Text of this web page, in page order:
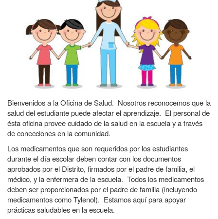
Bienvenidos a la Oficina de Salud. Nosotros reconocemos que la
salud del estudiante puede afectar el aprendizaje. El personal de
ésta oficina provee cuidado de la salud en la escuela y a través
de conecciones en la comunidad.
Los medicamentos que son requeridos por los estudiantes
durante el día escolar deben contar con los documentos
aprobados por el Distrito, firmados por el padre de familia, el
médico, y la enfermera de la escuela. Todos los medicamentos
deben ser proporcionados por el padre de familia (incluyendo
medicamentos como Tylenol). Estamos aquí para apoyar
prácticas saludables en la escuela.